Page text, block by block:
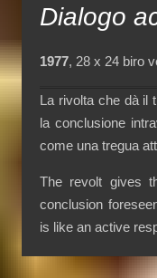
Dialogo
1977, 28 x 24 biro
La rivolta che dà il
la conclusione
come una tregua
The revolt gives
conclusion
is like an active